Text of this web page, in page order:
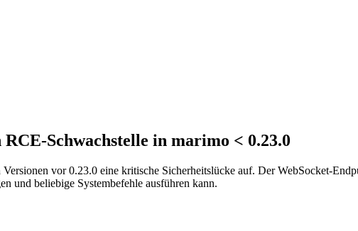
Schwachstelle in marimo < 0.23.0
vor 0.23.0 eine kritische Sicherheitslücke auf. Der WebSocket-
und beliebige Systembefehle ausführen kann.